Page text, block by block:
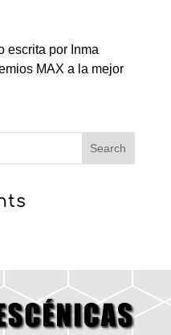
escrita por Inma
MAX a la mejor